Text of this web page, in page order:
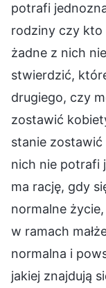
potrafi
rodziny czy kto
żadne z nich
stwierdzić,
drugiego, czy
zostawić
stanie
nich nie potrafi
ma rację, gdy
normalne
w ramach
normalna i
jakiej znajdują